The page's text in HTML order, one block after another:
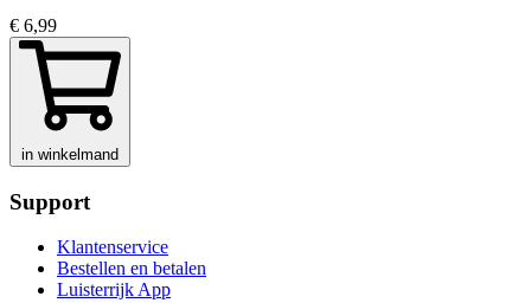
€ 6,99
in winkelmand
Support
Klantenservice
Bestellen en betalen
Luisterrijk App